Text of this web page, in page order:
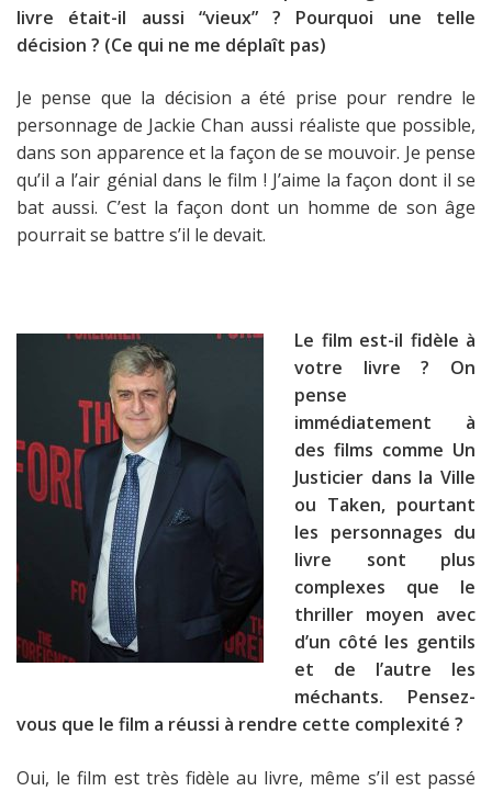
livre était-il aussi “vieux” ? Pourquoi une telle
décision ? (Ce qui ne me déplaît pas)
Je pense que la décision a été prise pour rendre le
personnage de Jackie Chan aussi réaliste que possible,
dans son apparence et la façon de se mouvoir. Je pense
qu’il a l’air génial dans le film ! J’aime la façon dont il se
bat aussi. C’est la façon dont un homme de son âge
pourrait se battre s’il le devait.
Le film est-il fidèle à
votre livre ? On
pense
immédiatement à
des films comme Un
Justicier dans la Ville
ou Taken, pourtant
les personnages du
livre sont plus
complexes que le
thriller moyen avec
d’un côté les gentils
et de l’autre les
méchants. Pensez-
vous que le film a réussi à rendre cette complexité ?
Oui, le film est très fidèle au livre, même s’il est passé